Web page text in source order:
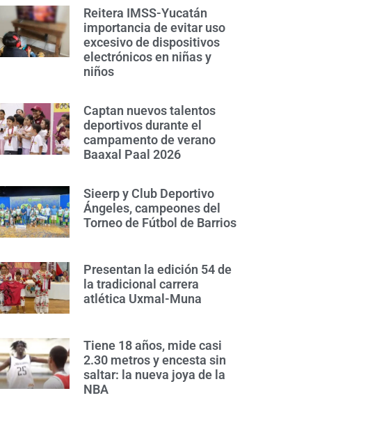
Reitera IMSS-Yucatán
importancia de evitar uso
excesivo de dispositivos
electrónicos en niñas y
niños
Captan nuevos talentos
deportivos durante el
campamento de verano
Baaxal Paal 2026
Sieerp y Club Deportivo
Ángeles, campeones del
Torneo de Fútbol de Barrios
Presentan la edición 54 de
la tradicional carrera
atlética Uxmal-Muna
Tiene 18 años, mide casi
2.30 metros y encesta sin
saltar: la nueva joya de la
NBA